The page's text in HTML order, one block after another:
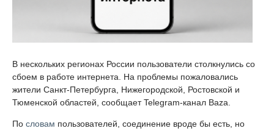
В нескольких регионах России пользователи столкнулись со
сбоем в работе интернета. На проблемы пожаловались
жители Санкт-Петербурга, Нижегородской, Ростовской и
Тюменской областей, сообщает Telegram-канал Baza.
По словам пользователей, соединение вроде бы есть, но